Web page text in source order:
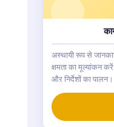
अस्थायी रूप से
क्षमता का मूल्यांकन
और निर्देशों का पालन।